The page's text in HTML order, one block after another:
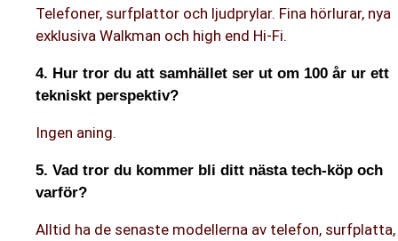
Telefoner, surfplattor och ljudprylar. Fina hörlurar, nya
exklusiva Walkman och high end Hi-Fi.
4. Hur tror du att samhället ser ut om 100 år ur ett
tekniskt perspektiv?
Ingen aning.
5. Vad tror du kommer bli ditt nästa tech-köp och
varför?
Alltid ha de senaste modellerna av telefon, surfplatta,